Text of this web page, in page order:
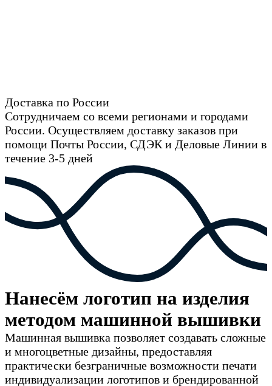
Доставка по России
Сотрудничаем со всеми регионами и городами
России. Осуществляем доставку заказов при
помощи Почты России, СДЭК и Деловые Линии в
течение 3-5 дней
Нанесём логотип на изделия
методом машинной вышивки
Машинная вышивка позволяет создавать сложные
и многоцветные дизайны, предоставляя
практически безграничные возможности печати
индивидуализации логотипов и брендированной